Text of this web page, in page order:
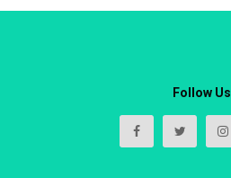
Follow Us